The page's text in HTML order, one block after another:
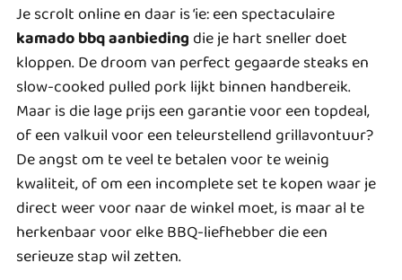
Je scrolt online en daar is ‘ie: een spectaculaire
kamado bbq aanbieding die je hart sneller doet
kloppen. De droom van perfect gegaarde steaks en
slow-cooked pulled pork lijkt binnen handbereik.
Maar is die lage prijs een garantie voor een topdeal,
of een valkuil voor een teleurstellend grillavontuur?
De angst om te veel te betalen voor te weinig
kwaliteit, of om een incomplete set te kopen waar je
direct weer voor naar de winkel moet, is maar al te
herkenbaar voor elke BBQ-liefhebber die een
serieuze stap wil zetten.